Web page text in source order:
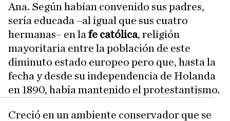
Ana. Según habían convenido sus padres,
sería educada –al igual que sus cuatro
hermanas– en la fe católica, religión
mayoritaria entre la población de este
diminuto estado europeo pero que, hasta la
fecha y desde su independencia de Holanda
en 1890, había mantenido el protestantismo.
Creció en un ambiente conservador que se